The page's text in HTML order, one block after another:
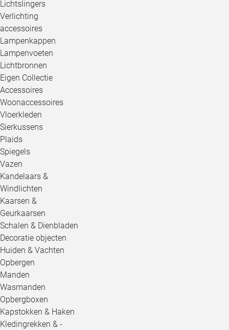
Lichtslingers
Verlichting
accessoires
Lampenkappen
Lampenvoeten
Lichtbronnen
Eigen Collectie
Accessoires
Woonaccessoires
Vloerkleden
Sierkussens
Plaids
Spiegels
Vazen
Kandelaars &
Windlichten
Kaarsen &
Geurkaarsen
Schalen & Dienbladen
Decoratie objecten
Huiden & Vachten
Opbergen
Manden
Wasmanden
Opbergboxen
Kapstokken & Haken
Kledingrekken & -